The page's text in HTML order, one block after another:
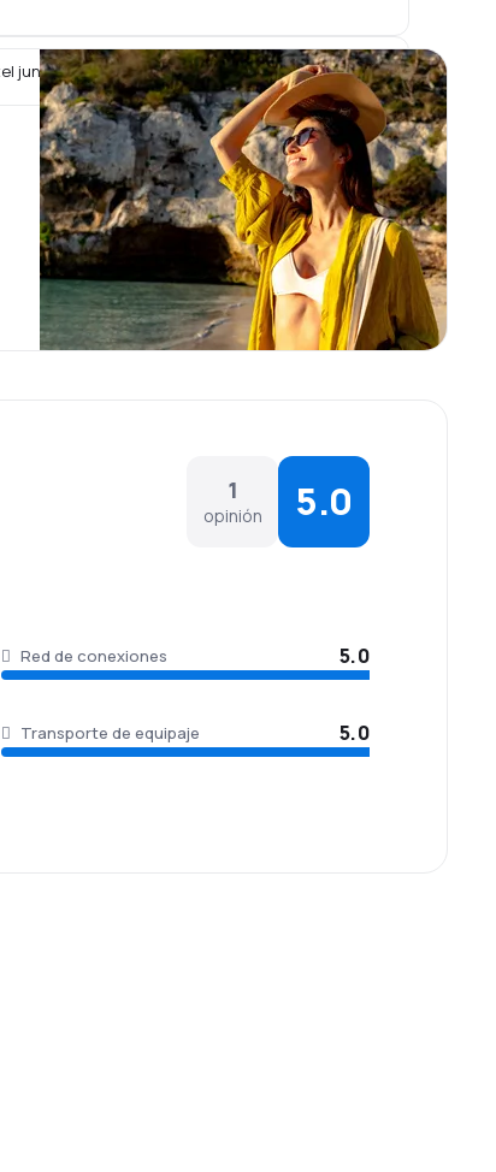
junto con un vuelo de Air India Express?
1
opinión 5.0
Red de conexiones 5.0
Transporte de equipaje 5.0